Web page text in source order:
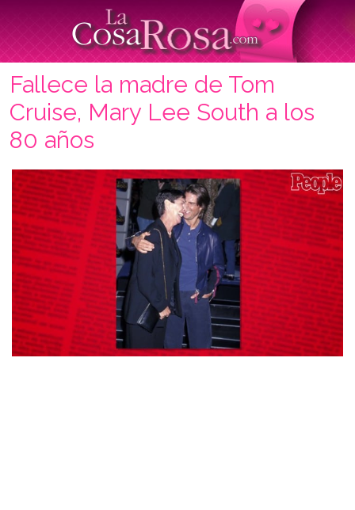
Fallece la madre de Tom
Cruise, Mary Lee South a los
80 años